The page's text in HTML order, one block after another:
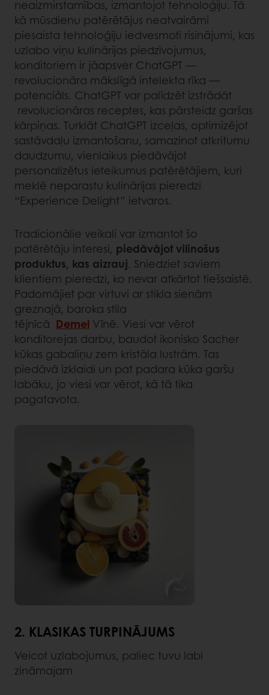
neaizmirstamības, izmantojot tehnoloģiju. Tā
kā mūsdienu patērētājus neatvairāmi
piesaista tehnoloģiju iedvesmoti risinājumi, kas
uzlabo viņu kulinārijas piedzīvojumus,
konditoriem ir jāapsver ChatGPT —
revolucionāra mākslīgā intelekta rīka —
potenciāls. ChatGPT var palīdzēt izstrādāt
revolucionāras receptes, kas pārsteidz garšas
kārpiņas. Turklāt ChatGPT izceļas, optimizējot
sastāvdaļu izmantošanu, samazinot atkritumu
daudzumu, vienlaikus piedāvājot
personalizētus ieteikumus patērētājiem, kuri
meklē neparastu kulinārijas pieredzi
“Experience Delight” ietvaros.
Tradicionālie veikali var izmantot šo
patērētāju interesi, piedāvājot vilinošus
produktus, kas aizrauj. Sniedziet saviem
klientiem pieredzi, ko nevar atkārtot tiešsaistē.
Padomājiet par virtuvi ar stikla sienām
greznajā, baroka stila
tējnīcā Demel Vīnē. Viesi var vērot
konditorejas darbu, baudot ikonisko Sacher
kūkas gabaliņu zem kristāla lustrām. Tas
piedāvā izklaidi un pat padara kūka garšu
labāku, jo viesi var vērot, kā tā tika
pagatavota.
2. KLASIKAS TURPINĀJUMS
Veicot uzlabojumus, paliec tuvu labi
zināmajam